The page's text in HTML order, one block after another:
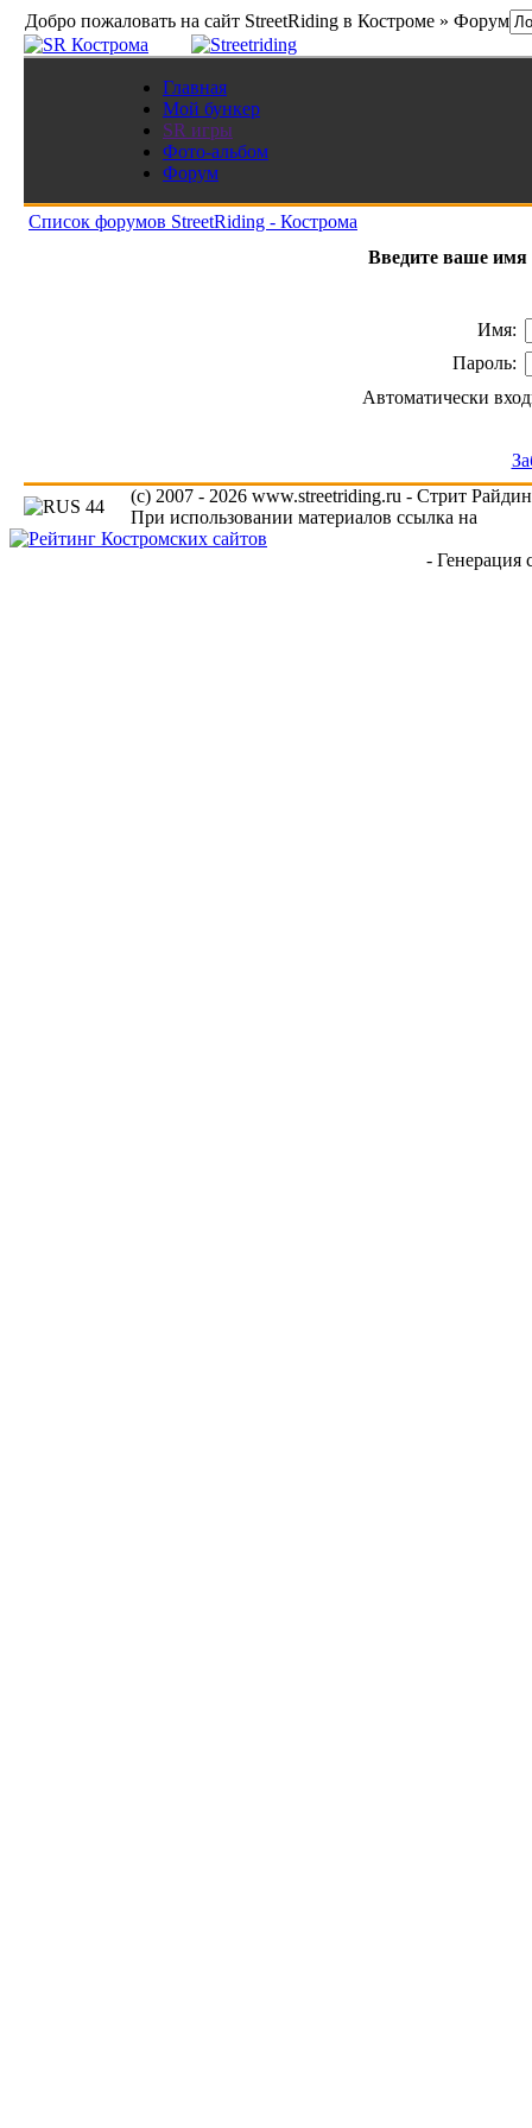
Добро пожаловать на сайт StreetRiding в Костроме » Форум
Главная
Мой бункер
SR игры
Фото-альбом
Форум
Список форумов StreetRiding - Кострома
Введите ваше имя
Имя:
Пароль:
Автоматически
(c) 2007 - 2026 www.streetriding.ru - Стрит
При использовании материалов ссылка на
- Генерация